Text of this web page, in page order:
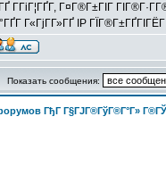
Г­ГіГ¦ГҐГ­, Г¤Г®Г±ГІГ
Г«ГјГ­Г»ГҐ IP
Показать сообщения:
ГђГ Г§ГЈГ®ГўГ®Г°Г»